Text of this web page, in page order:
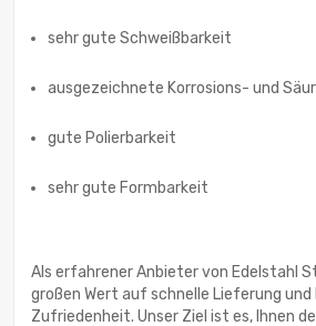
sehr gute Schweißbarkeit
ausgezeichnete Korrosions- und
gute Polierbarkeit
sehr gute Formbarkeit
Als erfahrener Anbieter von Edelstahl
großen Wert auf schnelle Lieferung und
Zufriedenheit. Unser Ziel ist es, Ihnen